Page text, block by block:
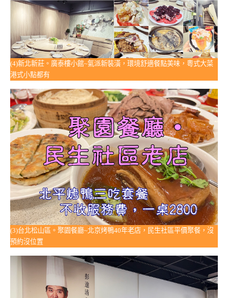
(4)新北新莊。廣泰樓小館~氣派新裝潢，環境舒適餐點美味，粵式大菜
港式小點都有
(3)台北松山區。聚園餐廳~北京烤鴨40年老店，民生社區平價聚餐，沒
預約沒位置